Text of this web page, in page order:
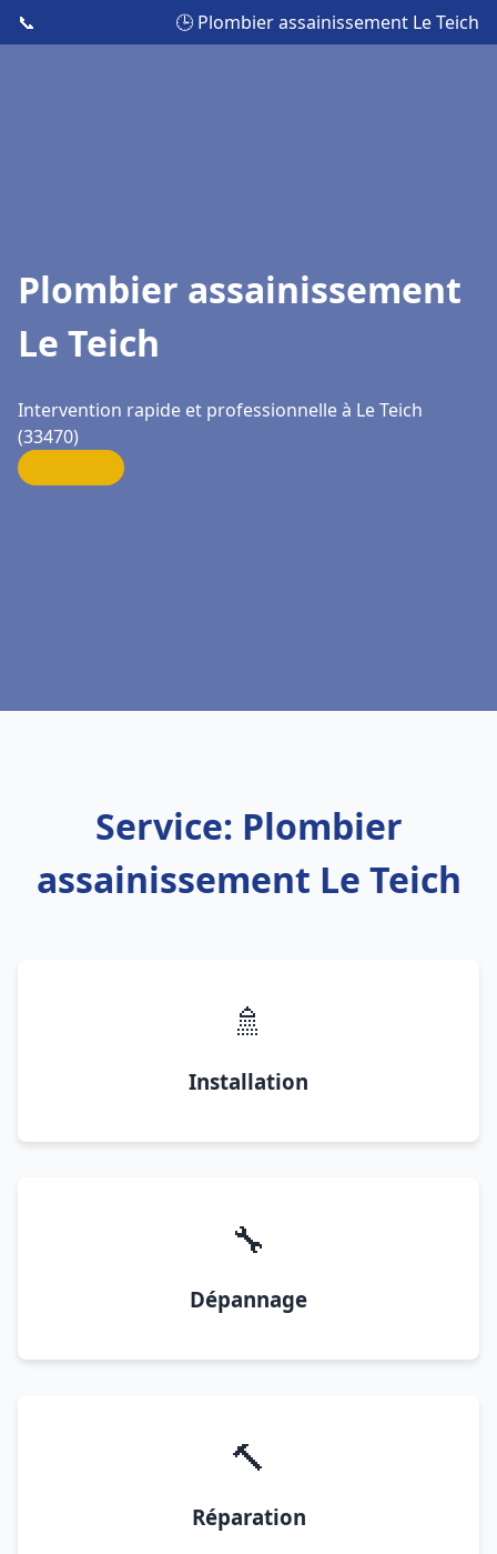
📞 🕒 Plombier assainissement Le Teich
Plombier assainissement
Le Teich
Intervention rapide et professionnelle à Le Teich
(33470)
Service: Plombier
assainissement Le Teich
🚿
Installation
🔧
Dépannage
🔨
Réparation